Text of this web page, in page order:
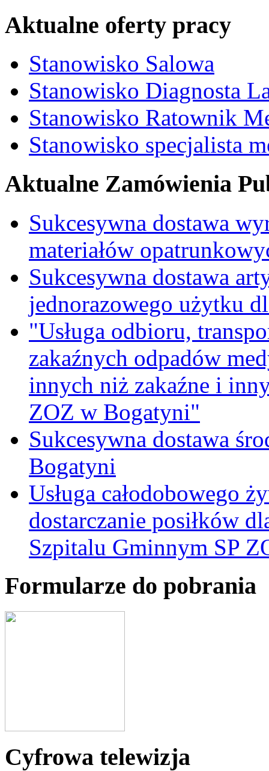
Aktualne oferty pracy
Stanowisko Salowa
Stanowisko Diagnosta
Stanowisko Ratownik
Stanowisko specjalista
Aktualne Zamówienia
Sukcesywna dostawa
materiałów
Sukcesywna dostawa
jednorazowego użytku
"Usługa odbioru,
zakaźnych odpadów
innych niż zakaźne i
ZOZ w Bogatyni"
Sukcesywna dostawa
Bogatyni
Usługa całodobowego
dostarczanie posiłków
Szpitalu Gminnym SP
Formularze do pobrania
Cyfrowa telewizja